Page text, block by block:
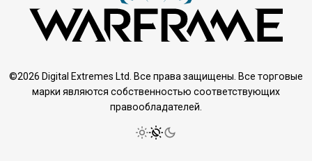
©2026 Digital Extremes Ltd. Все права защищены. Все торговые
марки являются собственностью соответствующих
правообладателей.